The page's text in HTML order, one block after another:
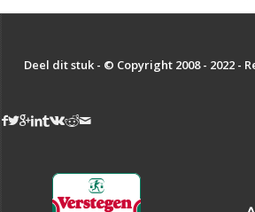
Deel dit stuk - © Copyright 2008 - 2022 -